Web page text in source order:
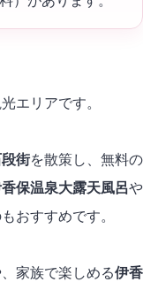
エリアです。
街を散策し、無料の
保温泉大露天風呂や
おすすめです。
家族で楽しめる伊香